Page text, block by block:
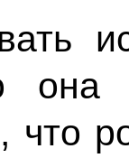
что